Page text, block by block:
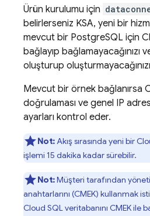
Ürün kurulumu için
belirlerseniz KSA, yeni bir
mevcut bir PostgreSQL için
bağlayıp bağlamayacağınızı
oluşturup
Mevcut bir örnek bağlanırsa
doğrulaması ve genel IP
ayarları kontrol eder.
Not:Akış sırasında yeni bir
işlemi 15 dakika kadar sürebilir.
Not:Müşteri tarafından
anahtarlarını (CMEK) kullanmak
Cloud SQLveritabanını CMEK ile